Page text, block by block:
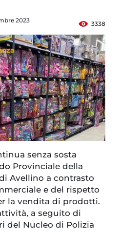
2023
3338
senza sosta
Provinciale della
Avellino a contrasto
e del rispetto
la vendita di prodotti.
a seguito di
del Nucleo di Polizia